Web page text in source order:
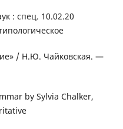
: спец. 10.02.20
/ Н.Ю. Чайковская. —
by Sylvia Chalker,